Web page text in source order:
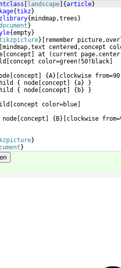
landscape {article}
{tikz}
{mindmap,trees }
}
{empty}
}
remember
mindmap,text centered,concept
concept at ( current page.center
concept color=green!50!black
concept {A} clockwise from=90
{ node concept {a}
}
{ node concept { b}
}
concept color=blue
node
concept { B}
clockwise
}
}